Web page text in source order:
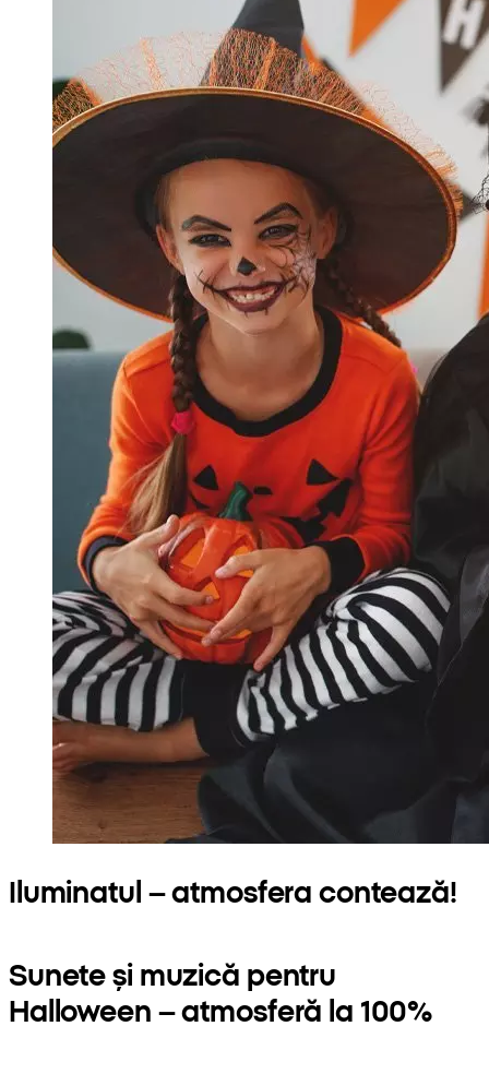
Iluminatul – atmosfera contează!
Sunete și muzică pentru
Halloween – atmosferă la 100%